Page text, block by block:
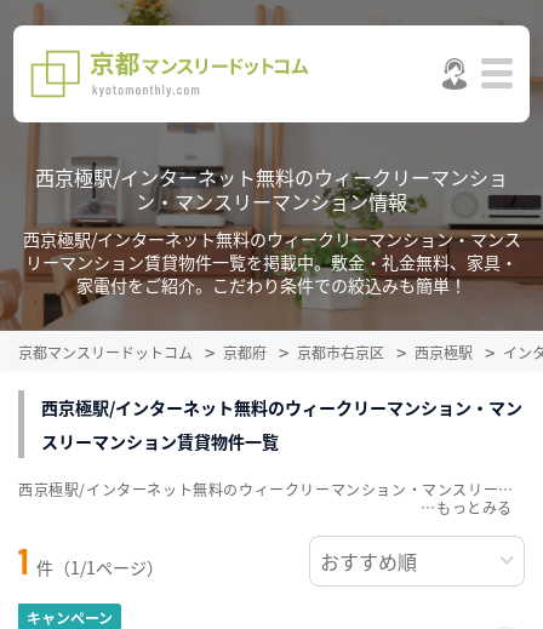
西京極駅/インターネット無料のウィークリーマンショ
ン・マンスリーマンション情報
西京極駅/インターネット無料のウィークリーマンション・マンス
リーマンション賃貸物件一覧を掲載中。敷金・礼金無料、家具・
家電付をご紹介。こだわり条件での絞込みも簡単！
京都マンスリードットコム 京都府 京都市右京区 西京極駅 イン
西京極駅/インターネット無料のウィークリーマンション・マン
スリーマンション賃貸物件一覧
1 件（1/1ページ）
キャンペーン
西京極駅/インターネット無料のウィークリーマンション・マンスリーマンション賃貸物件一覧を掲載中。敷金・礼金無料、家具・家電付をご紹介。こだわり条件での絞込みも簡単！
…